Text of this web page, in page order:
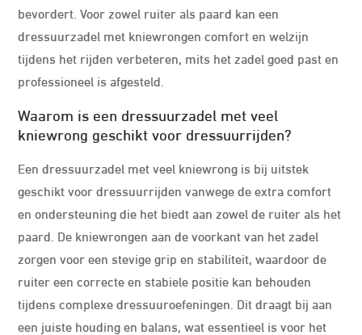
bevordert. Voor zowel ruiter als paard kan een
dressuurzadel met kniewrongen comfort en welzijn
tijdens het rijden verbeteren, mits het zadel goed past en
professioneel is afgesteld.
Waarom is een dressuurzadel met veel
kniewrong geschikt voor dressuurrijden?
Een dressuurzadel met veel kniewrong is bij uitstek
geschikt voor dressuurrijden vanwege de extra comfort
en ondersteuning die het biedt aan zowel de ruiter als het
paard. De kniewrongen aan de voorkant van het zadel
zorgen voor een stevige grip en stabiliteit, waardoor de
ruiter een correcte en stabiele positie kan behouden
tijdens complexe dressuuroefeningen. Dit draagt bij aan
een juiste houding en balans, wat essentieel is voor het